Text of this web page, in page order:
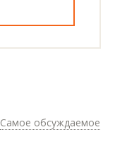
Самое обсуждаемое